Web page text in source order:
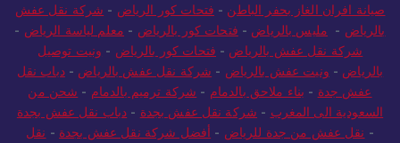
صيانة افران الغاز بحفر الباطن - فتحات كور الرياض - شركة نقل عفش
بالرياض - مليس بالرياض - فتحات كور بالرياض - معلم لياسة الرياض -
شركة نقل عفش بالرياض - فتحات كور بالرياض - ونيت توصيل
بالرياض - ونيت عفش بالرياض - شركة نقل عفش بالرياض -دباب نقل
عفش جدة - بناء ملاحق بالدمام - شركة ترميم بالدمام - شحن من
السعودية الى المغرب - شركة نقل عفش بجدة - دباب نقل عفش بجدة
- نقل عفش من جدة للرياض - أفضل شركة نقل عفش بجدة - نقل